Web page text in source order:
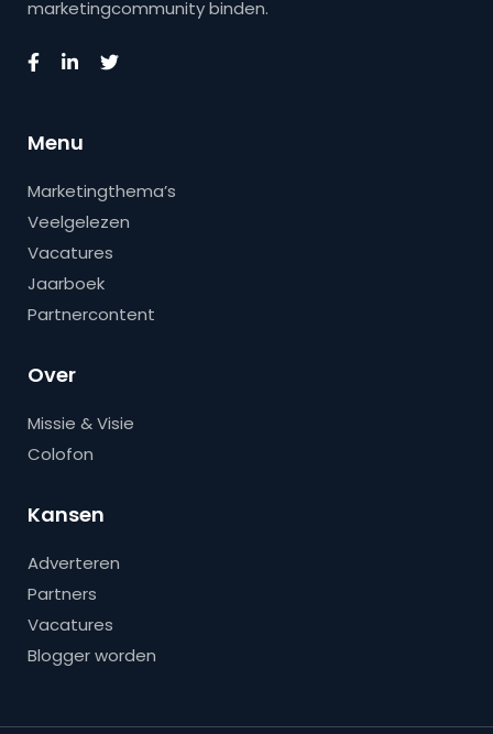
marketingcommunity binden.
Menu
Marketingthema’s
Veelgelezen
Vacatures
Jaarboek
Partnercontent
Over
Missie & Visie
Colofon
Kansen
Adverteren
Partners
Vacatures
Blogger worden